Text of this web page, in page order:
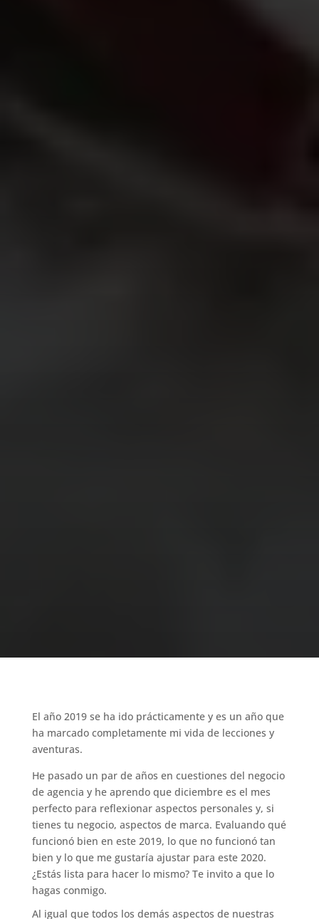
El año 2019 se ha ido prácticamente y es un año que
ha marcado completamente mi vida de lecciones y
aventuras.
He pasado un par de años en cuestiones del negocio
de agencia y he aprendo que diciembre es el mes
perfecto para reflexionar aspectos personales y, si
tienes tu negocio, aspectos de marca. Evaluando qué
funcionó bien en este 2019, lo que no funcionó tan
bien y lo que me gustaría ajustar para este 2020.
¿Estás lista para hacer lo mismo? Te invito a que lo
hagas conmigo.
Al igual que todos los demás aspectos de nuestras